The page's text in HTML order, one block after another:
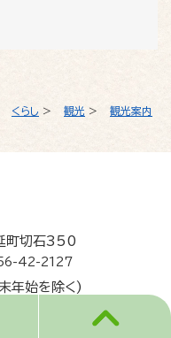
くらし > 観光 >
観光案内
町切石350
42-2127
年始を除く)
15分